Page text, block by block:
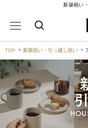
新築祝い
TOP 新築祝い・引っ越し祝い